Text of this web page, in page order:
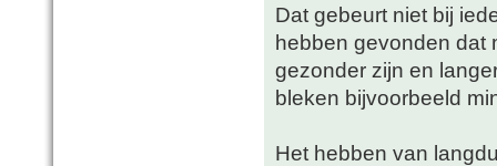
Dat gebeurt niet bij
hebben gevonden dat
gezonder zijn en
bleken bijvoorbeeld
Het hebben van